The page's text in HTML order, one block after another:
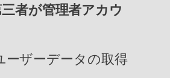
者が管理者アカウ
ザーデータの取得